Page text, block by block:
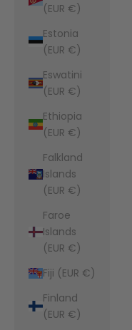
(EUR €)
Estonia
(EUR €)
Eswatini
(EUR €)
Ethiopia
(EUR €)
Falkland
Islands
(EUR €)
Faroe
Islands
(EUR €)
Fiji (EUR €)
Finland
(EUR €)